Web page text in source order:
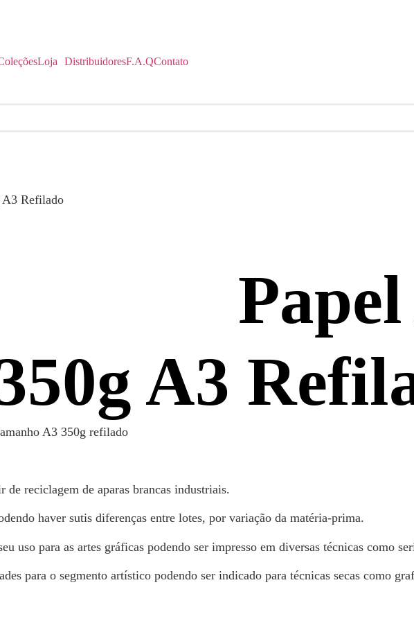
Loja DistribuidoresF.A.QContato
A3 Refilado
A3
A3 350g refilado
reciclagem de aparas brancas industriais.
haver sutis diferenças entre lotes, por variação da matéria-prima.
uso para as artes gráficas podendo ser impresso em diversas técnicas como
para o segmento artístico podendo ser indicado para técnicas secas como